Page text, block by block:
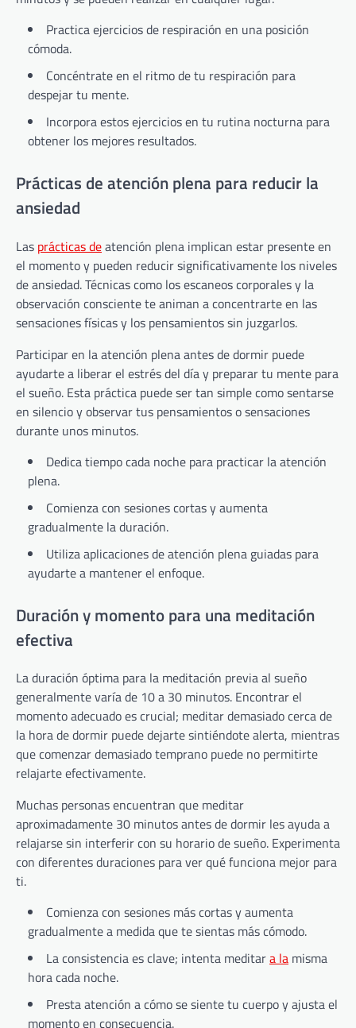
Practica ejercicios de respiración en una posición
cómoda.
Concéntrate en el ritmo de tu respiración para
despejar tu mente.
Incorpora estos ejercicios en tu rutina nocturna para
obtener los mejores resultados.
Prácticas de atención plena para reducir la
ansiedad
Las prácticas deatención plena implican estar presente en
el momento y pueden reducir significativamente los niveles
de ansiedad. Técnicas como los escaneos corporales y la
observación consciente te animan a concentrarte en las
sensaciones físicas y los pensamientos sin juzgarlos.
Participar en la atención plena antes de dormir puede
ayudarte a liberar el estrés del día y preparar tu mente para
el sueño. Esta práctica puede ser tan simple como sentarse
en silencio y observar tus pensamientos o sensaciones
durante unos minutos.
Dedica tiempo cada noche para practicar la atención
plena.
Comienza con sesiones cortas y aumenta
gradualmente la duración.
Utiliza aplicaciones de atención plena guiadas para
ayudarte a mantener el enfoque.
Duración y momento para una meditación
efectiva
La duración óptima para la meditación previa al sueño
generalmente varía de 10 a 30 minutos. Encontrar el
momento adecuado es crucial; meditar demasiado cerca de
la hora de dormir puede dejarte sintiéndote alerta, mientras
que comenzar demasiado temprano puede no permitirte
relajarte efectivamente.
Muchas personas encuentran que meditar
aproximadamente 30 minutos antes de dormir les ayuda a
relajarse sin interferir con su horario de sueño. Experimenta
con diferentes duraciones para ver qué funciona mejor para
ti.
Comienza con sesiones más cortas y aumenta
gradualmente a medida que te sientas más cómodo.
La consistencia es clave; intenta meditara la misma
hora cada noche.
Presta atención a cómo se siente tu cuerpo y ajusta el
momento en consecuencia.